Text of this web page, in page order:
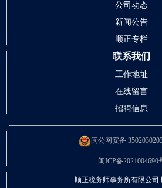
公司动态
新闻公告
顺正专栏
联系我们
工作地址
在线留言
招聘信息
闽公网安备
闽ICP备2021004690
顺正税务师事务所有限公司